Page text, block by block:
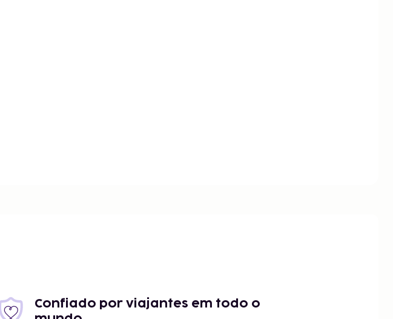
Confiado por viajantes em todo o